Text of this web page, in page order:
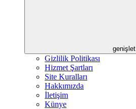
genişlet
Gizlilik Politikası
Hizmet Şartları
Site Kuralları
Hakkımızda
İletişim
Künye